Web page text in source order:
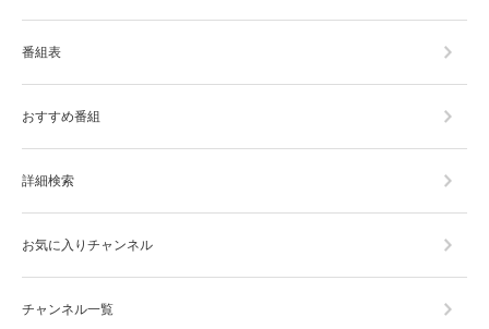
番組表
おすすめ番組
詳細検索
お気に入りチャンネル
チャンネル一覧